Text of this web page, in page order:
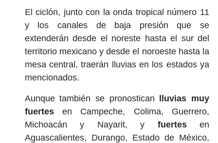
El ciclón, junto con la onda tropical número 11
y los canales de baja presión que se
extenderán desde el noreste hasta el sur del
territorio mexicano y desde el noroeste hasta la
mesa central, traerán lluvias en los estados ya
mencionados.
Aunque también se pronostican lluvias muy
fuertesen Campeche, Colima, Guerrero,
Michoacán y Nayarit, y fuertesen
Aguascalientes, Durango, Estado de México,